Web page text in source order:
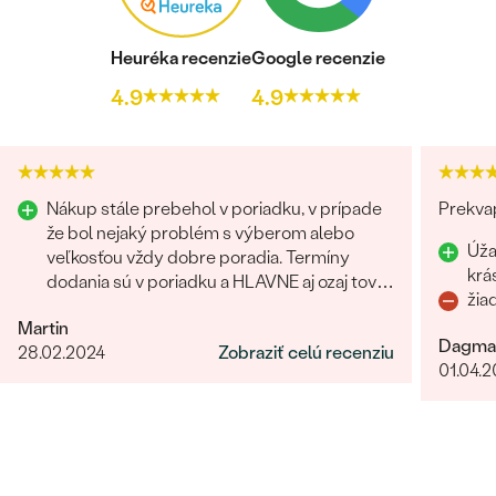
Bestsellery
OBJAVIŤ
Heuréka recenzie
4.9
Google recenzie
4.9
Nákup stále prebehol v poriadku, v prípade
že bol nejaký problém s výberom alebo
veľkosťou vždy dobre poradia. Termíny
dodania sú v poriadku a HLAVNE aj ozaj tovar
Martin
28.02.2024
Zobraziť celú recenziu